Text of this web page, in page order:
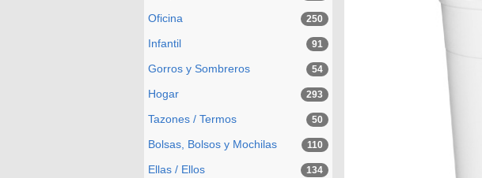
Oficina 250
Infantil 91
Gorros y Sombreros 54
Hogar 293
Tazones / Termos 50
Bolsas, Bolsos y Mochilas 110
Ellas / Ellos 134